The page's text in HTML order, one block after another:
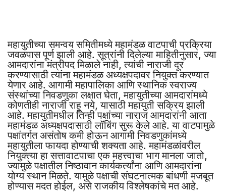
महायुतीच्या समन्वय समितीमध्ये महामंडळ वाटपाची प्रक्रिया
जवळपास पूर्ण झाली आहे. सूत्रांनी दिलेल्या माहितीनुसार, ज्या
आमदारांना मंत्रीपद मिळाले नाही, त्यांची नाराजी दूर
करण्यासाठी त्यांना महामंडळ अध्यक्षपदावर नियुक्त करण्यात
येणार आहे. आगामी महापालिका आणि स्थानिक स्वराज्य
संस्थांच्या निवडणुका लक्षात घेता, महायुतीच्या आमदारांमध्ये
कोणतीही नाराजी राहू नये, यासाठी महायुती सक्रिय झाली
आहे. महायुतीमधील तिन्ही पक्षांच्या नाराज आमदारांनी आता
महामंडळ अध्यक्षपदासाठी लॉबिंग सुरू केले आहे. या वाटपामुळे
पक्षांतर्गत असंतोष कमी होऊन आगामी निवडणुकांमध्ये
महायुतीला फायदा होण्याची शक्यता आहे. महामंडळांवरील
नियुक्त्या हा सत्तावाटपाचा एक महत्त्वाचा भाग मानला जातो,
ज्यामुळे पक्षातील निष्ठावान कार्यकर्त्यांना आणि आमदारांना
योग्य स्थान मिळते. यामुळे पक्षाची संघटनात्मक बांधणी मजबूत
होण्यास मदत होईल, असे राजकीय विश्लेषकांचे मत आहे.